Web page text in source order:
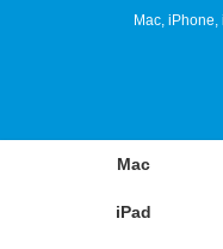
Mac,
Mac
iPad